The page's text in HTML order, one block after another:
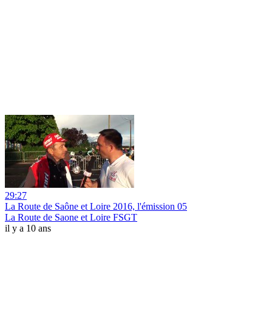
29:27
La Route de Saône et Loire 2016, l'émission 05
La Route de Saone et Loire FSGT
il y a 10 ans